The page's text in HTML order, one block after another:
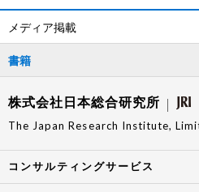
メディア掲載
書籍
株式会社日本総合研究所
The Japan Research Institute,
コンサルティングサービス